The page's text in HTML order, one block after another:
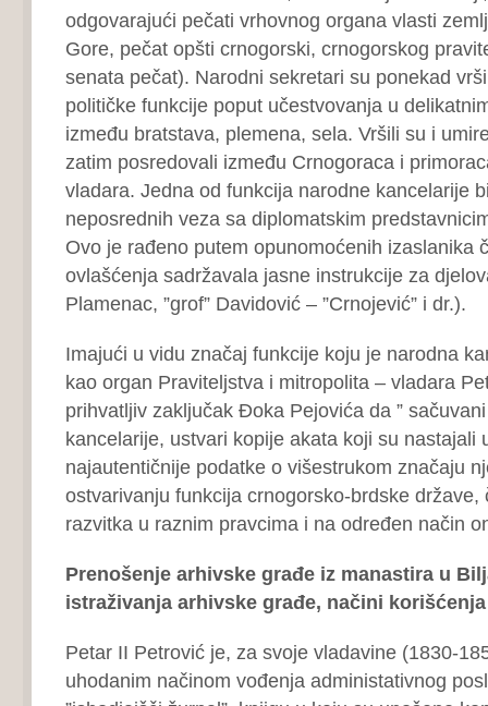
odgovarajući pečati vrhovnog organa vlasti
Gore, pečat opšti crnogorski, crnogorskog
senata pečat). Narodni sekretari su ponekad
političke funkcije poput učestvovanja u
između bratstava, plemena, sela. Vršili su i
zatim posredovali između Crnogoraca i
vladara. Jedna od funkcija narodne kancelarije
neposrednih veza sa diplomatskim
Ovo je rađeno putem opunomoćenih izaslanika
ovlašćenja sadržavala jasne instrukcije za
Plamenac, ”grof” Davidović – ”Crnojević” i dr.).
Imajući u vidu značaj funkcije koju je narodna
kao organ Praviteljstva i mitropolita – vladara
prihvatljiv zaključak Đoka Pejovića da ”
kancelarije, ustvari kopije akata koji su nastajali
najautentičnije podatke o višestrukom značaju
ostvarivanju funkcija crnogorsko-brdske države,
razvitka u raznim pravcima i na određen način
Prenošenje arhivske građe iz manastira u
istraživanja arhivske građe, načini korišćenja
Petar II Petrović je, za svoje vladavine (1830-
uhodanim načinom vođenja administativnog